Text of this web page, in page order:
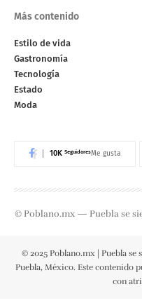
Más contenido
Estilo de vida
Gastronomía
Tecnología
Estado
Moda
10K SeguidoresMe gusta
© Poblano.mx — Puebla se
© 2025 Poblano.mx | Puebla se
Puebla, México. Este contenido
con